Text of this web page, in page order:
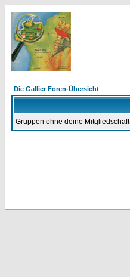
Die Gallier Foren-Übersicht
Gruppen ohne deine Mitgliedschaft